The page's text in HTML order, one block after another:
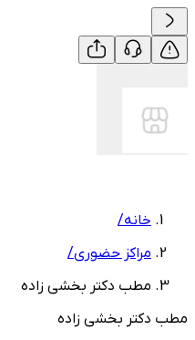
خانه/
مراکز حضوری/
مطب دکتر بخشی زاده
مطب دکتر بخشی زاده